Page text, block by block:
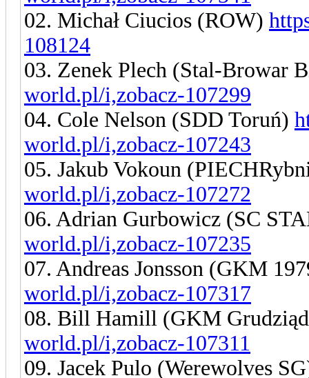
02. Michał Ciucios (ROW)
108124
03. Zenek Plech (Stal-Browar
world.pl/i,zobacz-107299
04. Cole Nelson (SDD Toruń)
world.pl/i,zobacz-107243
05. Jakub Vokoun
world.pl/i,zobacz-107272
06. Adrian Gurbowicz (SC
world.pl/i,zobacz-107235
07. Andreas Jonsson (GKM
world.pl/i,zobacz-107317
08. Bill Hamill (GKM
world.pl/i,zobacz-107311
09. Jacek Pulo (Werewolves